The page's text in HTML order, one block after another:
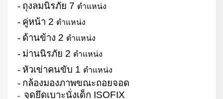
- ถุงลมนิรภัย 7 ตำแหน่ง
- คู่หน้า 2 ตำแหน่ง
- ด้านข้าง 2 ตำแหน่ง
- ม่านนิรภัย 2 ตำแหน่ง
- หัวเข่าคนขับ 1 ตำแหน่ง
- กล้องมองภาพขณะถอยจอด
- จุดยึดเบาะนั่งเด็ก ISOFIX